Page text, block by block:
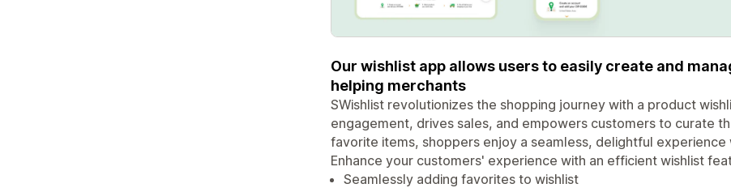
Our wishlist app allows users to easily create and
helping merchants
SWishlist revolutionizes the shopping journey with a product
engagement, drives sales, and empowers customers to curate
favorite items, shoppers enjoy a seamless, delightful
Enhance your customers' experience with an efficient wishlist
Seamlessly adding favorites to wishlist